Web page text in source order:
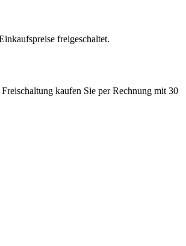
freigeschaltet.
kaufen Sie per Rechnung mit 30